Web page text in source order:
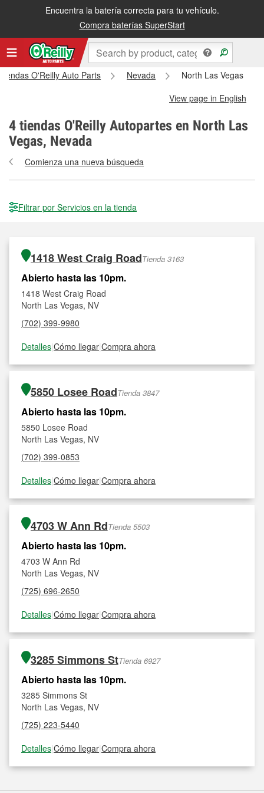
Encuentra la batería correcta para tu vehículo.
Compra baterías SuperStart
O'Reilly Auto Parts Nevada
North Las Vegas
View page in English
4 tiendas O'Reilly Autopartes en North Las
Vegas, Nevada
Comienza una nueva búsqueda
Filtrar por Servicios en la tienda
1418 West Craig RoadTienda 3163
Abierto hasta las 10pm.
1418 West Craig Road
North Las Vegas, NV
(702) 399-9980
Detalles|Cómo llegar|Compra ahora
5850 Losee RoadTienda 3847
Abierto hasta las 10pm.
5850 Losee Road
North Las Vegas, NV
(702) 399-0853
Detalles|Cómo llegar|Compra ahora
4703 W Ann RdTienda 5503
Abierto hasta las 10pm.
4703 W Ann Rd
North Las Vegas, NV
(725) 696-2650
Detalles|Cómo llegar|Compra ahora
3285 Simmons StTienda 6927
Abierto hasta las 10pm.
3285 Simmons St
North Las Vegas, NV
(725) 223-5440
Detalles|Cómo llegar|Compra ahora